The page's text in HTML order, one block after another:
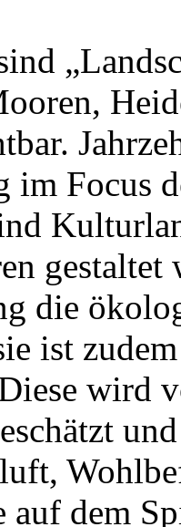
im Focus
die
ist
wird
auf dem